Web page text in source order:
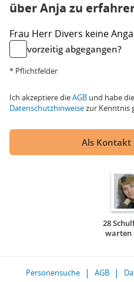
über Anja zu
Frau Herr Divers keine
vorzeitig abgegangen?
* Pflichtfelder
Ich akzeptiere dieAGB und habe die
Datenschutzhinweisezur Kenntnis
Als
28
warten
Personensuche AGB